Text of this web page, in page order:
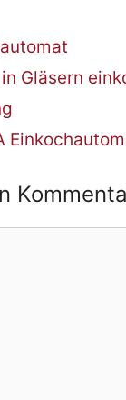
Gläsern